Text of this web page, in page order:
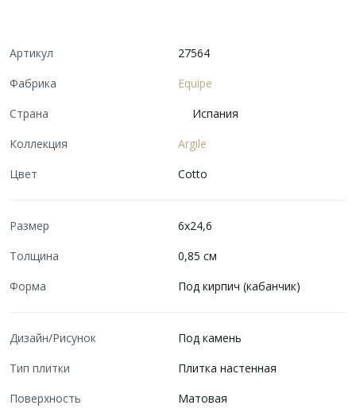
Артикул
27564
Фабрика
Equipe
Страна
Испания
Коллекция
Argile
Цвет
Cotto
Размер
6x24,6
Толщина
0,85 см
Форма
Под кирпич (кабанчик)
Дизайн/Рисунок
Под камень
Тип плитки
Плитка настенная
Поверхность
Матовая